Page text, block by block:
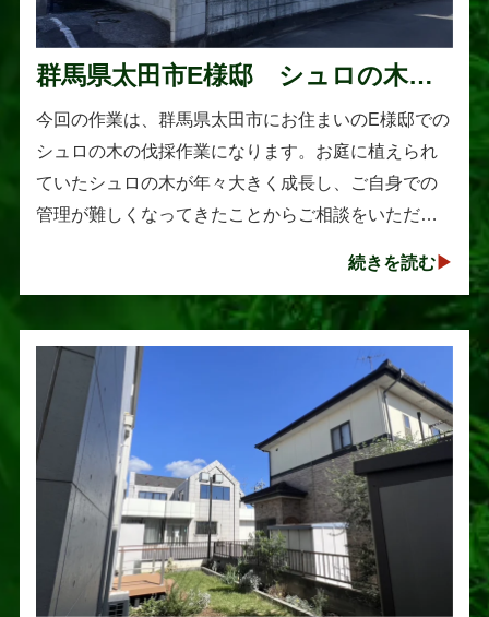
群馬県太田市E様邸 シュロの木の
伐採作業
今回の作業は、群馬県太田市にお住まいのE様邸での
シュロの木の伐採作業になります。お庭に植えられ
ていたシュロの木が年々大きく成長し、ご自身での
管理が難しくなってきたことからご相談をいただき
続きを読む